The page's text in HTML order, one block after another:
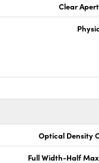
Clear
Optical Density
Full Width-Half